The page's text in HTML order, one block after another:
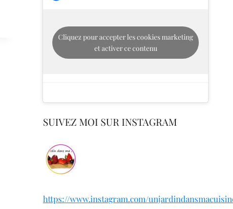
Cliquez pour accepter les cookies marketing
et activer ce contenu
SUIVEZ MOI SUR INSTAGRAM
https://www.instagram.com/